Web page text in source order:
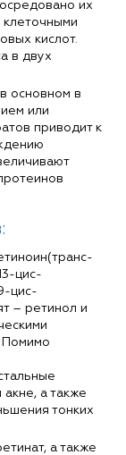
их
клеточными
кислот.
в двух
основном в
или
приводит к
цис-
цис-
– ретинол и
Помимо
а также
тонких
а также